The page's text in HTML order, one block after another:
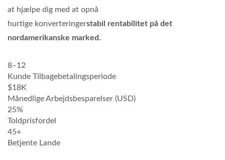
at hjælpe dig med at opnå
hurtige konverteringerstabil rentabilitet på det
nordamerikanske marked.
8–12
Kunde Tilbagebetalingsperiode
$18K
Månedlige Arbejdsbesparelser (USD)
25%
Toldprisfordel
45+
Betjente Lande